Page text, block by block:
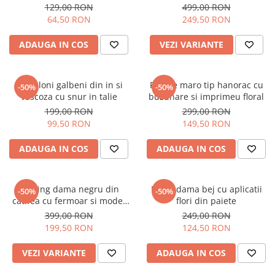
129,00 RON
64,50 RON
ADAUGA IN COS
499,00 RON
249,50 RON
VEZI VARIANTE
-50%
Pantaloni galbeni din in si
vascoza cu snur in talie
199,00 RON
99,50 RON
ADAUGA IN COS
-50%
Rochie maro tip hanorac cu
buzunare si imprimeu floral
299,00 RON
149,50 RON
ADAUGA IN COS
-50%
Trening dama negru din
catifea cu fermoar si model
pe jacheta
399,00 RON
199,50 RON
VEZI VARIANTE
-50%
Bluza dama bej cu aplicatii
flori din paiete
249,00 RON
124,50 RON
ADAUGA IN COS